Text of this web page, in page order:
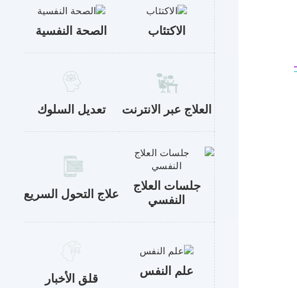
الاكتئاب الصحة النفسية
العلاج عبر الانترنت تعديل السلوك
جلسات العلاج
النفسي
علاج التحول السريع
علم النفس
قلق الأخبار